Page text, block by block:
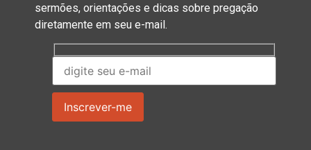
sermões, orientações e dicas sobre pregação
diretamente em seu e-mail.